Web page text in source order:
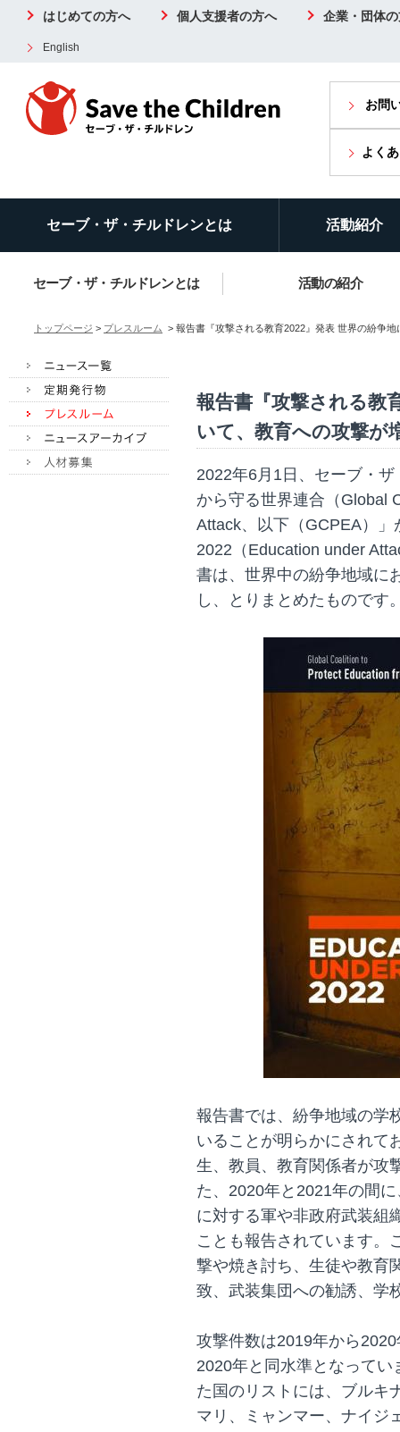
はじめての方へ 個人支援者の方へ 企業・団体
English
お問
よく
セーブ・ザ・チルドレンとは 活動紹介
セーブ・ザ・チルドレンとは 活動の紹介
トップページ > プレスルーム > 報告書『攻撃される教育2022』発表 世界の紛争
報告書『攻撃される教
いて、教育への攻撃が
2022年6月1日、セーブ・
から守る世界連合（Global
Attack、以下（GCPEA）
2022（Education under
書は、世界中の紛争地域に
し、とりまとめたものです
報告書では、紛争地域の学
いることが明らかにされて
生、教員、教育関係者が攻
た、2020年と2021年の間
に対する軍や非政府武装組
ことも報告されています。
撃や焼き討ち、生徒や教育
致、武装集団への勧誘、学
攻撃件数は2019年から
2020年と同水準となって
た国のリストには、ブルキ
マリ、ミャンマー、ナイジ